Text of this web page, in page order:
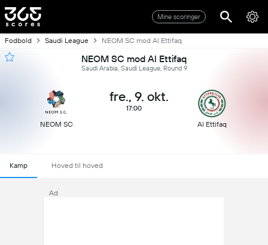
Mine scoringer
Fodbold Saudi League NEOM SC mod Al Ettifaq
NEOM SC mod Al Ettifaq
Saudi Arabia, Saudi League, Round 9
NEOM SC
fre., 9. okt.
17:00
Al Ettifaq
Kamp Hoved til hoved
Ad